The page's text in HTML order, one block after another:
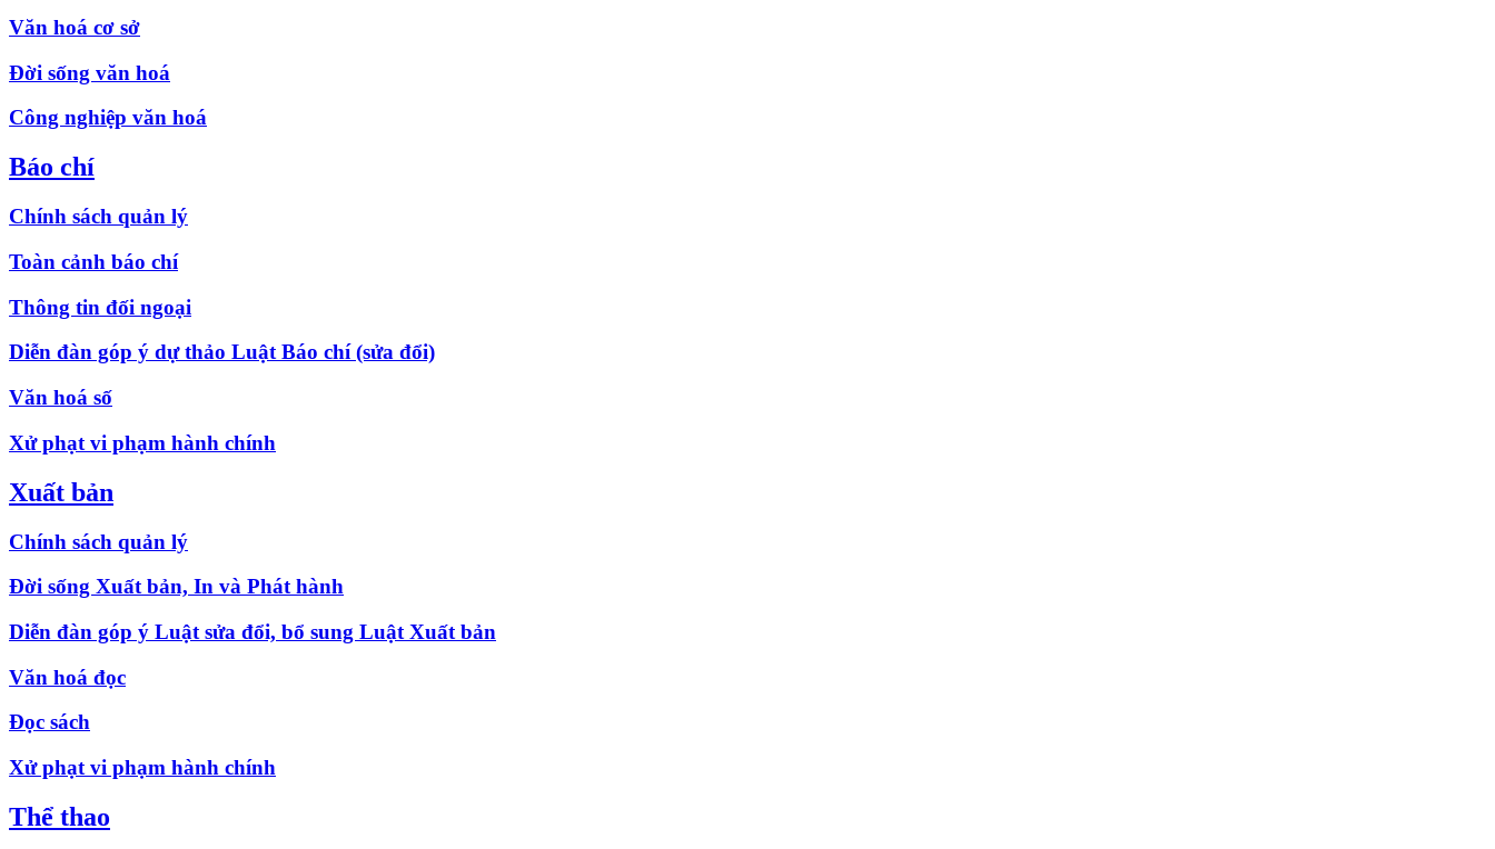
Văn hoá cơ sở
Đời sống văn hoá
Công nghiệp văn hoá
Báo chí
Chính sách quản lý
Toàn cảnh báo chí
Thông tin đối ngoại
Diễn đàn góp ý dự thảo Luật Báo chí (sửa đổi)
Văn hoá số
Xử phạt vi phạm hành chính
Xuất bản
Chính sách quản lý
Đời sống Xuất bản, In và Phát hành
Diễn đàn góp ý Luật sửa đổi, bổ sung Luật Xuất bản
Văn hoá đọc
Đọc sách
Xử phạt vi phạm hành chính
Thể thao